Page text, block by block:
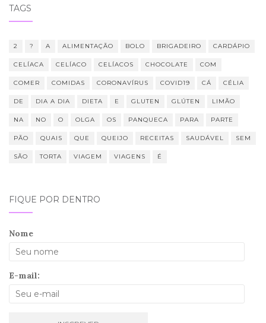
TAGS
2 ? A ALIMENTAÇÃO BOLO BRIGADEIRO CARDÁPIO
CELÍACA CELÍACO CELÍACOS CHOCOLATE COM
COMER COMIDAS CORONAVÍRUS COVID19 CÁ CÉLIA
DE DIA A DIA DIETA E GLUTEN GLÚTEN LIMÃO
NA NO O OLGA OS PANQUECA PARA PARTE
PÃO QUAIS QUE QUEIJO RECEITAS SAUDÁVEL SEM
SÃO TORTA VIAGEM VIAGENS É
FIQUE POR DENTRO
Nome
E-mail: